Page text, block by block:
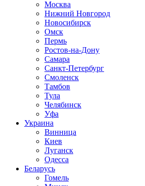
Москва
Нижний Новгород
Новосибирск
Омск
Пермь
Ростов-на-Дону
Самара
Санкт-Петербург
Смоленск
Тамбов
Тула
Челябинск
Уфа
Украина
Винница
Киев
Луганск
Одесса
Беларусь
Гомель